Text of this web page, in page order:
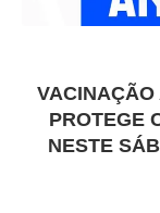
VACINAÇÃO
PROTEGE
NESTE